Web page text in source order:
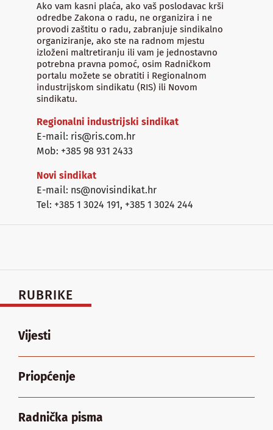
Ako vam kasni plaća, ako vaš poslodavac krši
odredbe Zakona o radu, ne organizira i ne
provodi zaštitu o radu, zabranjuje sindikalno
organiziranje, ako ste na radnom mjestu
izloženi maltretiranju ili vam je jednostavno
potrebna pravna pomoć, osim Radničkom
portalu možete se obratiti i Regionalnom
industrijskom sindikatu (RIS) ili Novom
sindikatu.
Regionalni industrijski sindikat
E-mail: ris@ris.com.hr
Mob: +385 98 931 2433
Novi sindikat
E-mail: ns@novisindikat.hr
Tel: +385 1 3024 191, +385 1 3024 244
RUBRIKE
Vijesti
Priopćenje
Radnička pisma